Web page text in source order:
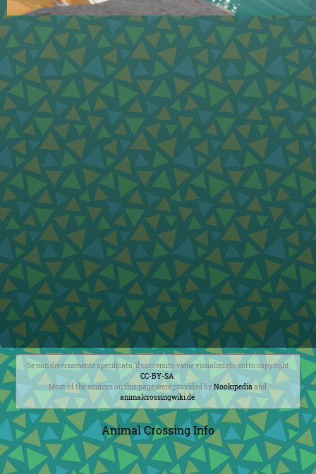
Se non diversamente specificato, il contenuto viene visualizzato sotto copyright
CC-BY-SA
Most of the sources on this page were provided byNookipediaand
animalcrossingwiki.de
Animal Crossing Info